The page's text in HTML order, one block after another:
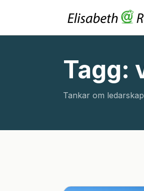
Tagg:
Tankar om